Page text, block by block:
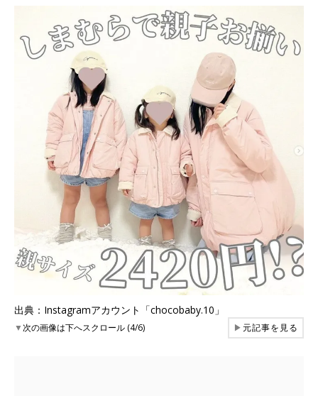
出典：Instagramアカウント「chocobaby.10」
▼次の画像は下へスクロール (4/6) ▶元記事を見る